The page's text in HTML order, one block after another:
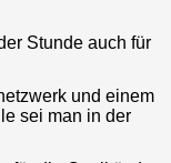
Stunde auch für
und einem
sei man in der